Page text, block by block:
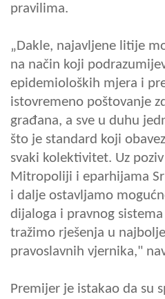
pravilima.
„Dakle, najavljene litije
na način koji
epidemioloških mjera i
istovremeno poštovanje
građana, a sve u duhu
što je standard koji
svaki kolektivitet. Uz
Mitropoliji i eparhijama
i dalje ostavljamo
dijaloga i pravnog
tražimo rješenja u
pravoslavnih vjernika,"
Premijer je istakao da su